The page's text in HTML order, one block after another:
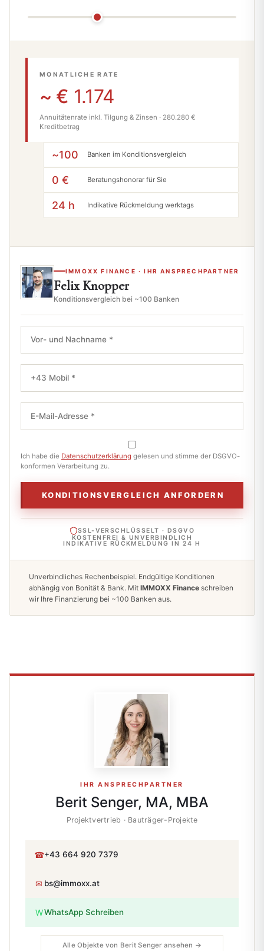
MONATLICHE RATE
~ € 1.174
Annuitätenrate inkl. Tilgung & Zinsen · 280.280 €
Kreditbetrag
~100 Banken im Konditionsvergleich
0 € Beratungshonorar für Sie
24 h Indikative Rückmeldung werktags
IMMOXX FINANCE · IHR ANSPRECHPARTNER
Felix Knopper
Konditionsvergleich bei ~100 Banken
Ich habe die Datenschutzerklärung gelesen und stimme der DSGVO-
konformen Verarbeitung zu.
KONDITIONSVERGLEICH ANFORDERN
SSL-VERSCHLÜSSELT · DSGVO
KOSTENFREI & UNVERBINDLICH
INDIKATIVE RÜCKMELDUNG IN 24 H
Unverbindliches Rechenbeispiel. Endgültige Konditionen
abhängig von Bonität & Bank. Mit IMMOXX Finance schreiben
wir Ihre Finanzierung bei ~100 Banken aus.
IHR ANSPRECHPARTNER
Berit Senger, MA, MBA
Projektvertrieb · Bauträger-Projekte
☎+43 664 920 7379
✉ bs@immoxx.at
WWhatsApp Schreiben
Alle Objekte von Berit Senger ansehen →